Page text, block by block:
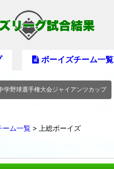
ボーイズチーム一覧
学野球選手権大会ジャイアンツカップ
ーム一覧 > 上総ボーイズ